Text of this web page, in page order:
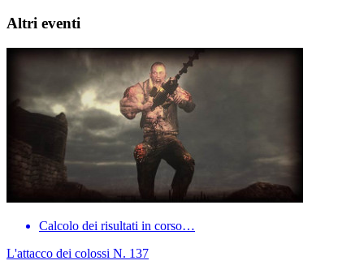
Altri eventi
Calcolo dei risultati in corso…
L'attacco dei colossi N. 137